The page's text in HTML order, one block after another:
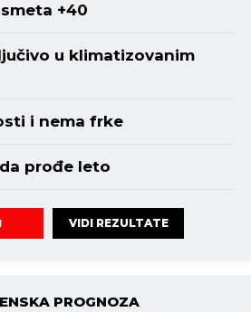
+40
u klimatizovanim
i nema frke
prođe leto
VIDI REZULTATE
PROGNOZA